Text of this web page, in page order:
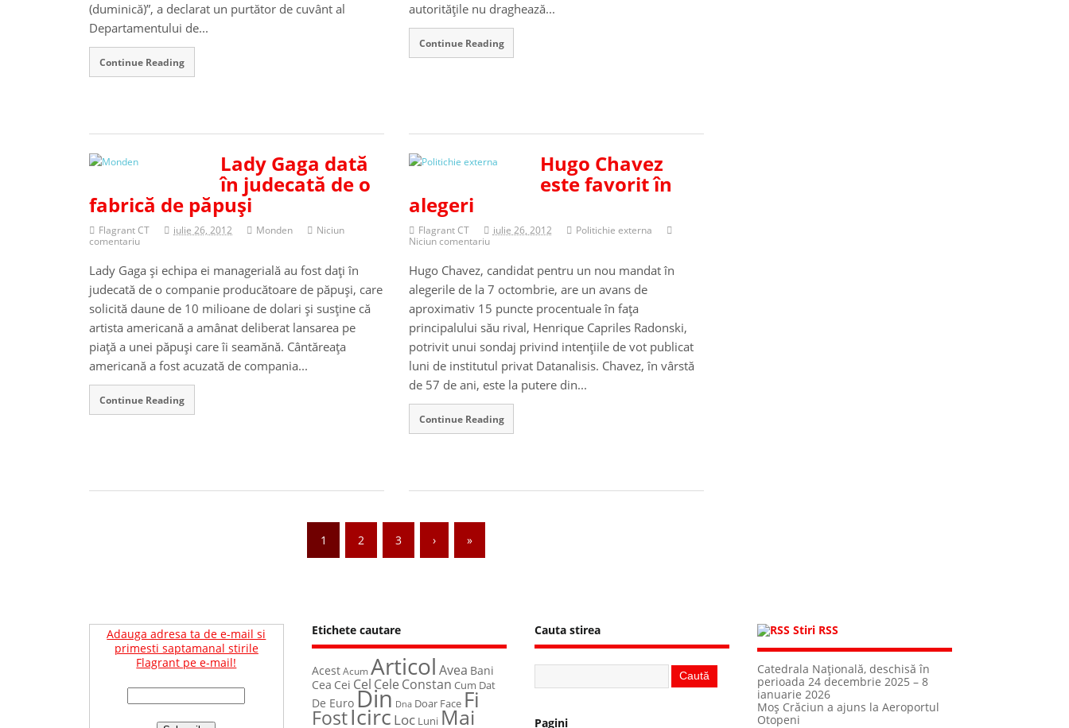
(duminică)”, a declarat un purtător de cuvânt al
Departamentului de...
Continue Reading
autorităţile nu draghează...
Continue Reading
Lady Gaga dată
în judecată de o
fabrică de păpuşi
Flagrant CT iulie 26, 2012 Monden
Niciun
comentariu
Lady Gaga şi echipa ei managerială au fost daţi în
judecată de o companie producătoare de păpuşi, care
solicită daune de 10 milioane de dolari şi susţine că
artista americană a amânat deliberat lansarea pe
piaţă a unei păpuşi care îi seamănă. Cântăreaţa
americană a fost acuzată de compania...
Continue Reading
Hugo Chavez
este favorit în
alegeri
Flagrant CT iulie 26, 2012
Politichie externa
Niciun comentariu
Hugo Chavez, candidat pentru un nou mandat în
alegerile de la 7 octombrie, are un avans de
aproximativ 15 puncte procentuale în faţa
principalului său rival, Henrique Capriles Radonski,
potrivit unui sondaj privind intenţiile de vot publicat
luni de institutul privat Datanalisis. Chavez, în vârstă
de 57 de ani, este la putere din...
Continue Reading
1 2 3 › »
Adauga adresa ta de e-mail si
primesti saptamanal stirile
Flagrant pe e-mail!
Etichete cautare
Acest Acum Articol Avea Bani
Cea Cei Cel Cele Constan Cum Dat
De EuroDin Dna Doar Face Fi
FostIcircLoc Luni Mai
Cauta stirea
Pagini
Stiri RSS
Catedrala Naţională, deschisă în
perioada 24 decembrie 2025 – 8
ianuarie 2026
Moș Crăciun a ajuns la Aeroportul
Otopeni